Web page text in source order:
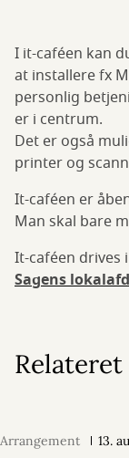
I it-caféen kan
at installere fx
personlig
er i centrum.
Det er også
printer og
It-caféen er
Man skal bare
It-caféen drives
Sagens
Arrangement 13.